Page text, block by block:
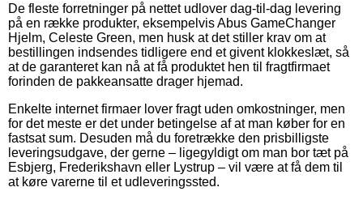
De fleste forretninger på nettet udlover dag-til-dag levering
på en række produkter, eksempelvis Abus GameChanger
Hjelm, Celeste Green, men husk at det stiller krav om at
bestillingen indsendes tidligere end et givent klokkeslæt, så
at de garanteret kan nå at få produktet hen til fragtfirmaet
forinden de pakkeansatte drager hjemad.
Enkelte internet firmaer lover fragt uden omkostninger, men
for det meste er det under betingelse af at man køber for en
fastsat sum. Desuden må du foretrække den prisbilligste
leveringsudgave, der gerne – ligegyldigt om man bor tæt på
Esbjerg, Frederikshavn eller Lystrup – vil være at få dem til
at køre varerne til et udleveringssted.